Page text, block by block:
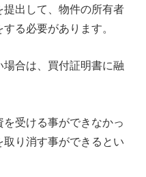
出して、物件の所有者
る必要があります。
合は、買付証明書に融
受ける事ができなかっ
り消す事ができるとい